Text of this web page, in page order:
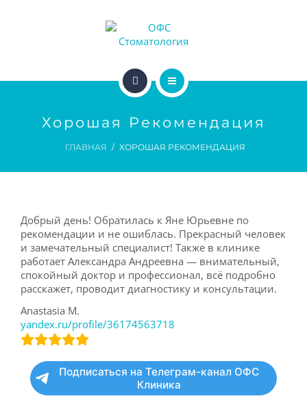
АКЦИИ
ДЛЯ ПАЦИЕНТОВ
ДЛЯ ВРАЧЕЙ
УСЛУГИ
АКЦИИ
ДЛЯ ПАЦИЕНТОВ
ДЛЯ ВРАЧЕЙ
Хорошая Рекомендация
ГЛАВНАЯ ХОРОШАЯ РЕКОМЕНДАЦИЯ
Добрый день! Обратилась к Яне Юрьевне по
рекомендации и не ошиблась. Прекрасный человек
и замечательный специалист! Также в клинике
работает Александра Андреевна — внимательный,
спокойный доктор и профессионал, всё подробно
расскажет, проводит диагностику и консультации.
Anastasia M.
yandex.ru/profile/36174563718
Подписаться на Телеграм-канал ОФС
Клиника